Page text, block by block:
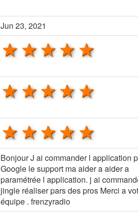
Jun 23, 2021
4 stars
3 stars
2 stars
1 star
4 stars
3 stars
2 stars
1 star
4 stars
3 stars
2 stars
1 star
Bonjour J ai commander l application
Google le support ma aider a aider a
paramétrée l application. j ai
jingle réaliser pars des pros Merci a
équipe . frenzyradio